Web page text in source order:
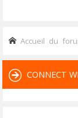
Accueil du
CONNECT